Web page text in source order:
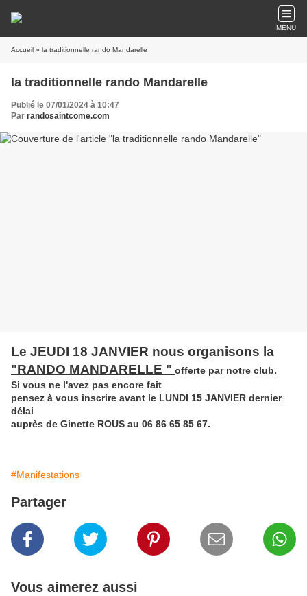
MENU
Accueil » la traditionnelle rando Mandarelle
la traditionnelle rando Mandarelle
Publié le 07/01/2024 à 10:47
Par randosaintcome.com
Le JEUDI 18 JANVIER nous organisons la
"RANDO MANDARELLE " offerte par notre club.
Si vous ne l'avez pas encore fait
pensez à vous inscrire avant le LUNDI 15 JANVIER dernier
délai
auprès de Ginette ROUS au 06 86 65 85 67.
#Manifestations
Partager
Vous aimerez aussi